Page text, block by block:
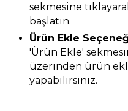
sekmesine
başlatın.
Ürün Ekle
'Ürün Ekle'
üzerinden ürün
yapabilirsiniz.